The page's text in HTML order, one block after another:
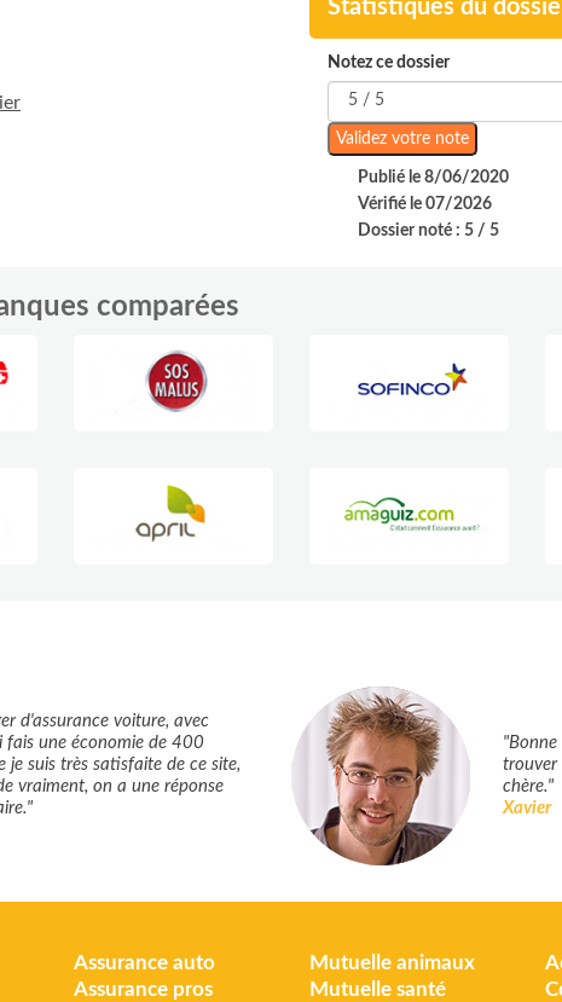
Statistiques du
Notez ce dossier
Publié le 8/06/2020
Vérifié le 07/2026
Dossier noté : 5 / 5
comparées
d'assurance voiture, avec
fais une économie de 400
je suis très satisfaite de ce site,
vraiment, on a une réponse
"Bonne
trouver
chère."
Xavier
Assurance auto
Assurance pros
Mutuelle animaux
Mutuelle santé